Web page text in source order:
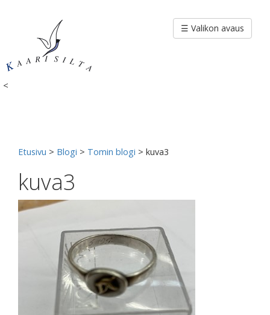
<
☰ Valikon avaus
Etusivu > Blogi > Tomin blogi > kuva3
kuva3